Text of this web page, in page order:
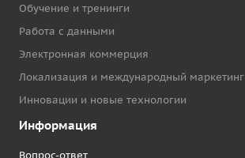
Обучение и тренинги
Работа с данными
Электронная коммерция
Локализация и международный маркетинг
Инновации и новые технологии
Информация
Вопрос-ответ